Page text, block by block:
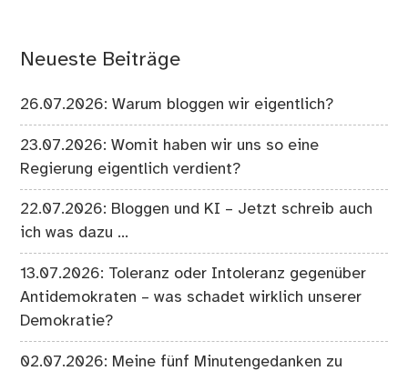
Neueste Beiträge
26.07.2026: Warum bloggen wir eigentlich?
23.07.2026: Womit haben wir uns so eine
Regierung eigentlich verdient?
22.07.2026: Bloggen und KI – Jetzt schreib auch
ich was dazu …
13.07.2026: Toleranz oder Intoleranz gegenüber
Antidemokraten – was schadet wirklich unserer
Demokratie?
02.07.2026: Meine fünf Minutengedanken zu